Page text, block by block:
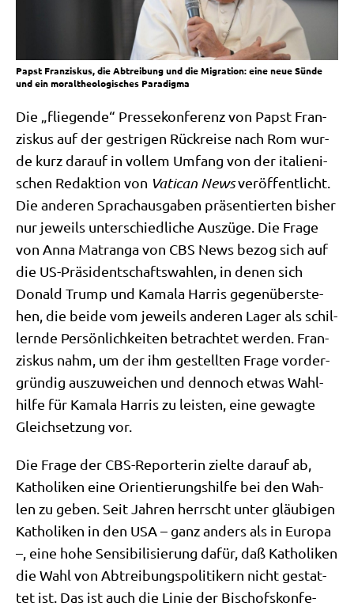
Papst Franziskus, die Abtreibung und die Migration: eine neue Sünde
und ein moraltheologisches Paradigma
Die „flie­gen­de“ Pres­se­kon­fe­renz von Papst Fran­
zis­kus auf der gest­ri­gen Rück­rei­se nach Rom wur­
de kurz dar­auf in vol­lem Umfang von der ita­lie­ni­
schen Redak­ti­on von Vati­can Newsver­öf­fent­licht.
Die ande­ren Sprach­aus­ga­ben prä­sen­tier­ten bis­her
nur jeweils unter­schied­li­che Aus­zü­ge. Die Fra­ge
von Anna Matran­ga von CBS News bezog sich auf
die US-Prä­si­dent­schafts­wah­len, in denen sich
Donald Trump und Kama­la Har­ris gegen­über­ste­
hen, die bei­de vom jeweils ande­ren Lager als schil­
lern­de Per­sön­lich­kei­ten betrach­tet wer­den. Fran­
zis­kus nahm, um der ihm gestell­ten Fra­ge vor­der­
grün­dig aus­zu­wei­chen und den­noch etwas Wahl­
hil­fe für Kama­la Har­ris zu lei­sten, eine gewag­te
Gleich­set­zung vor.
Die Fra­ge der CBS-Repor­te­rin ziel­te dar­auf ab,
Katho­li­ken eine Ori­en­tie­rungs­hil­fe bei den Wah­
len zu geben. Seit Jah­ren herrscht unter gläu­bi­gen
Katho­li­ken in den USA – ganz anders als in Euro­pa
–, eine hohe Sen­si­bi­li­sie­rung dafür, daß Katho­li­ken
die Wahl von Abtrei­bungs­po­li­ti­kern nicht gestat­
tet ist. Das ist auch die Linie der Bischofs­kon­fe­